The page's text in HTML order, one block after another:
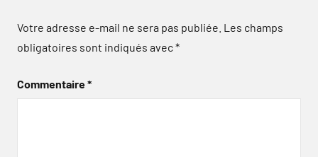
Votre adresse e-mail ne sera pas publiée. Les champs
obligatoires sont indiqués avec*
Commentaire*